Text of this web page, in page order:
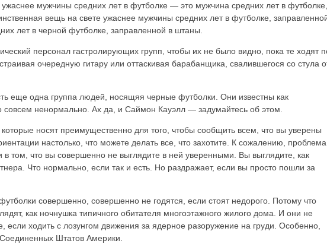
мужчины средних лет в футболке — это мужчина средних лет в футболке,
вещь на свете ужаснее мужчины средних лет в футболке,
лет в черной футболке, заправленной в штаны.
персонал гастролирующих групп, чтобы их не было видно, пока те ходят
очередную гитару или оттаскивая барабанщика, свалившегося со стула
еще одна группа людей, носящяя черные футболки. Они известны как
ненормально. Ах да, и Саймон Кауэлл — задумайтесь об этом.
носят преимущественно для того, чтобы сообщить всем, что вы уверены
настолько, что можете делать все, что захотите. К сожалению, проблема
том, что вы совершенно не выглядите в ней уверенными. Вы выглядите, как
Что нормально, если так и есть. Но раздражает, если вы просто пошли за
совершенно, совершенно не годятся, если стоят недорого. Потому что
как ночнушка типичного обитателя многоэтажного жилого дома. И они не
если ходить с лозунгом движения за ядерное разоружение на груди. Особенно,
Штатов Америки.